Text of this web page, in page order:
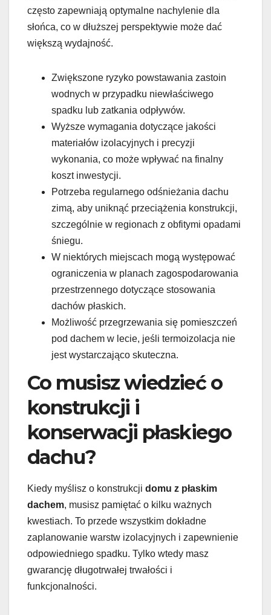
często zapewniają optymalne nachylenie dla
słońca, co w dłuższej perspektywie może dać
większą wydajność.
Zwiększone ryzyko powstawania zastoin
wodnych w przypadku niewłaściwego
spadku lub zatkania odpływów.
Wyższe wymagania dotyczące jakości
materiałów izolacyjnych i precyzji
wykonania, co może wpływać na finalny
koszt inwestycji.
Potrzeba regularnego odśnieżania dachu
zimą, aby uniknąć przeciążenia konstrukcji,
szczególnie w regionach z obfitymi opadami
śniegu.
W niektórych miejscach mogą występować
ograniczenia w planach zagospodarowania
przestrzennego dotyczące stosowania
dachów płaskich.
Możliwość przegrzewania się pomieszczeń
pod dachem w lecie, jeśli termoizolacja nie
jest wystarczająco skuteczna.
Co musisz wiedzieć o
konstrukcji i
konserwacji płaskiego
dachu?
Kiedy myślisz o konstrukcji domu z płaskim
dachem, musisz pamiętać o kilku ważnych
kwestiach. To przede wszystkim dokładne
zaplanowanie warstw izolacyjnych i zapewnienie
odpowiedniego spadku. Tylko wtedy masz
gwarancję długotrwałej trwałości i
funkcjonalności.